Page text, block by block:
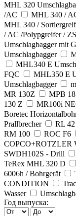
MHL 320
/AC
MHL 340 /
MHL 340 /
/ AC /Polypgreifer /
Umschlagbagger mit
Umschlagbagger
MHL340 E
FQC
MHL350 E
Umschlagbagger
MR 130Z
MPB
130 Z
MR100i
Boretec
Prallbrecher
RL 42
RM 100
ROC F6
COPCO+ROTZLER
SWDH102S - Drill
TeRex MHL 320 D
6006h / Bohrgerät
CONDITION
Wasser
Год выпуска: